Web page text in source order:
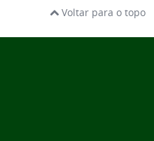
Voltar para o topo